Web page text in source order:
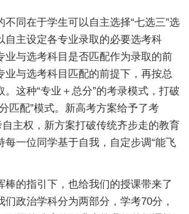
同在于学生可以自主选择“七选三”选
自主设定各专业录取的必要选考科
业与选考科目是否匹配作为录取的前
业与选考科目匹配的前提下，再按总
。这种“专业＋总分”的考录模式，打破
匹配”模式。新高考方案给予了考
自主权，新方案打破传统齐步走的教育
每一位同学基于自我，自定步调“能飞
的指引下，也给我们的授课带来了
们政治学科分为两部分，学考70分，